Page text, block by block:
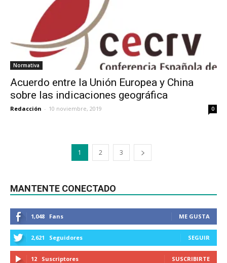
Normativa
Acuerdo entre la Unión Europea y China
sobre las indicaciones geográfica
Redacción - 10 noviembre, 2019 0
1 2 3
MANTENTE CONECTADO
1,048 Fans ME GUSTA
2,621 Seguidores SEGUIR
12 Suscriptores SUSCRIBIRTE